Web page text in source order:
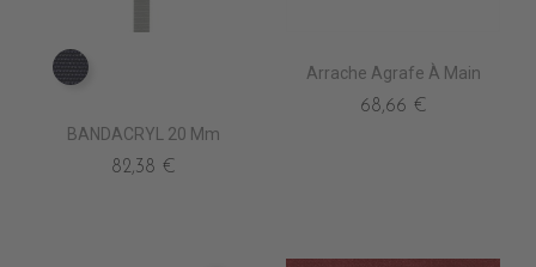
PX0460 CAPTAIN
BANDACRYL 20 Mm
82,38 €
Arrache Agrafe À Main
68,66 €